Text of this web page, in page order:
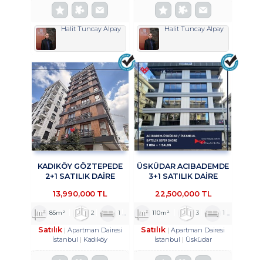
Halit Tuncay Alpay Halit Tuncay Alpay
KADIKÖY GÖZTEPEDE
2+1 SATILIK DAİRE
13,990,000 TL
85m² 2 1 1
Satılık
Apartman Dairesi
İstanbul
Kadıköy
ÜSKÜDAR ACIBADEMDE
3+1 SATILIK DAİRE
22,500,000 TL
110m² 3 1
Satılık
Apartman Dairesi
İstanbul
Üsküdar